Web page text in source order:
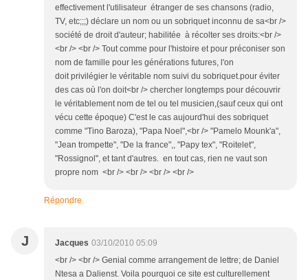
effectivement l'utilisateur étranger de ses chansons (radio,
TV, etc;;;) déclare un nom ou un sobriquet inconnu de sa<br />
société de droit d'auteur; habilitée à récolter ses droits:<br />
<br /> <br /> Tout comme pour l'histoire et pour préconiser son
nom de famille pour les générations futures, l'on
doit privilégier le véritable nom suivi du sobriquet.pour éviter
des cas où l'on doit<br /> chercher longtemps pour découvrir
le véritablement nom de tel ou tel musicien,(sauf ceux qui ont
vécu cette époque) C'est le cas aujourd'hui des sobriquet
comme "Tino Baroza), "Papa Noel",<br /> "Pamelo Mounk'a",
"Jean trompette", "De la france",, "Papy tex", "Roitelet",
"Rossignol", et tant d'autres. en tout cas, rien ne vaut son
propre nom <br /> <br /> <br /> <br />
Répondre
J Jacques 03/10/2010 05:09
<br /> <br /> Genial comme arrangement de lettre; de Daniel
Ntesa a Dalienst. Voila pourquoi ce site est culturellement